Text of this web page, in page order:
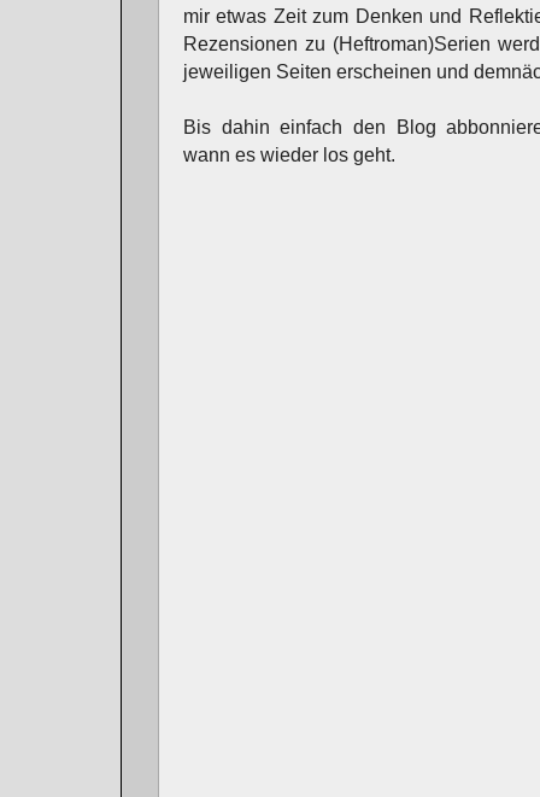
mir etwas Zeit zum Denken und
Rezensionen zu (Heftroman)Serien
jeweiligen Seiten erscheinen und
Bis dahin einfach den Blog
wann es wieder los geht.